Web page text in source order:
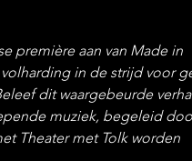
première aan van Made in
in de strijd voor
dit waargebeurde
muziek, begeleid
Theater met Tolk worden